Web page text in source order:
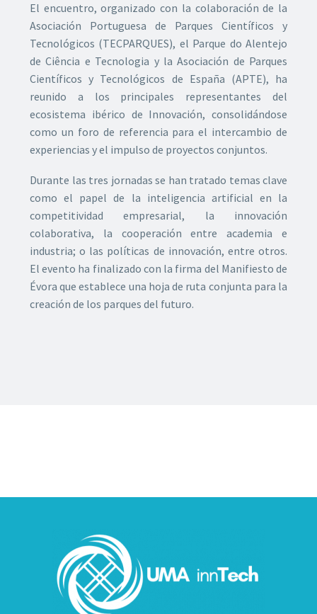
El encuentro, organizado con la colaboración de la
Asociación Portuguesa de Parques Científicos y
Tecnológicos (TECPARQUES), el Parque do Alentejo
de Ciência e Tecnologia y la Asociación de Parques
Científicos y Tecnológicos de España (APTE), ha
reunido a los principales representantes del
ecosistema ibérico de Innovación, consolidándose
como un foro de referencia para el intercambio de
experiencias y el impulso de proyectos conjuntos.
Durante las tres jornadas se han tratado temas clave
como el papel de la inteligencia artificial en la
competitividad empresarial, la innovación
colaborativa, la cooperación entre academia e
industria; o las políticas de innovación, entre otros.
El evento ha finalizado con la firma del Manifiesto de
Évora que establece una hoja de ruta conjunta para la
creación de los parques del futuro.